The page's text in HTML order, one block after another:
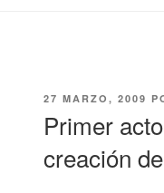
PUBLICADO
27 MARZO, 2009
Primer
creación